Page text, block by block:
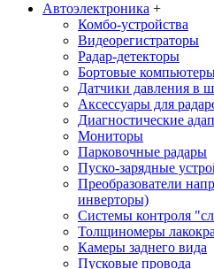
Автоэлектроника +
Комбо-устройства
Видеорегистраторы
Радар-детекторы
Бортовые
Датчики давления в
Аксессуары для
Диагностические
Мониторы
Парковочные радары
Пуско-зарядные
Преобразователи
инверторы)
Системы контроля
Толщиномеры
Камеры заднего вида
Пусковые провода